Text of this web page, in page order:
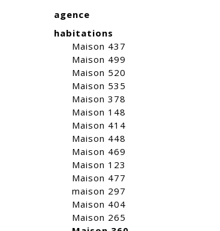
agence
habitations
Maison 437
Maison 499
Maison 520
Maison 535
Maison 378
Maison 148
Maison 414
Maison 448
Maison 469
Maison 123
Maison 477
maison 297
Maison 404
Maison 265